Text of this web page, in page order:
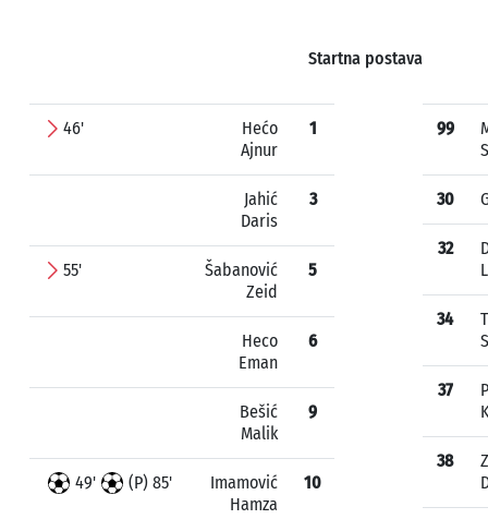
Startna postava
46'
Hećo
Ajnur
1
Jahić
Daris
3
55'
Šabanović
Zeid
5
Heco
Eman
6
Bešić
Malik
9
49' (P) 85'
Imamović
Hamza
10
99
30
32
34
37
38